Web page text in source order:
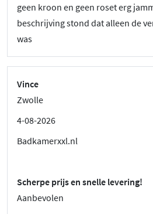
geen kroon en geen roset erg
beschrijving stond dat alleen de
was
Vince
Zwolle
4-08-2026
Badkamerxxl.nl
Scherpe prijs en snelle levering!
Aanbevolen